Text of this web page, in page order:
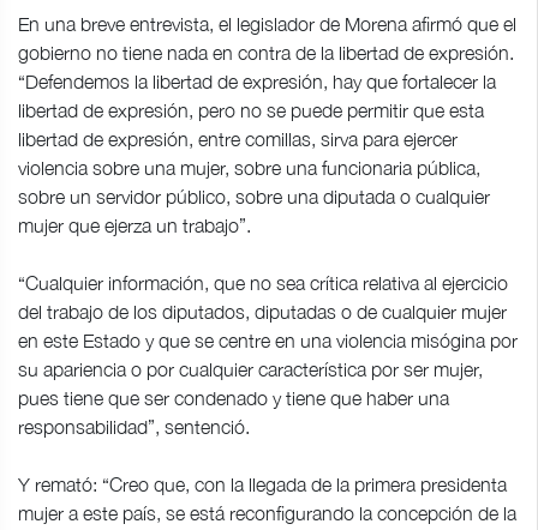
En una breve entrevista, el legislador de Morena afirmó que el
gobierno no tiene nada en contra de la libertad de expresión.
“Defendemos la libertad de expresión, hay que fortalecer la
libertad de expresión, pero no se puede permitir que esta
libertad de expresión, entre comillas, sirva para ejercer
violencia sobre una mujer, sobre una funcionaria pública,
sobre un servidor público, sobre una diputada o cualquier
mujer que ejerza un trabajo”.
“Cualquier información, que no sea crítica relativa al ejercicio
del trabajo de los diputados, diputadas o de cualquier mujer
en este Estado y que se centre en una violencia misógina por
su apariencia o por cualquier característica por ser mujer,
pues tiene que ser condenado y tiene que haber una
responsabilidad”, sentenció.
Y remató: “Creo que, con la llegada de la primera presidenta
mujer a este país, se está reconfigurando la concepción de la